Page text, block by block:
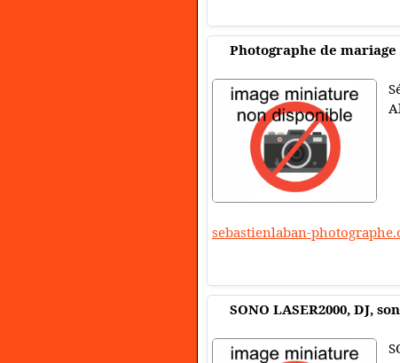
Photographe de
sebastienlaban-
SONO LASER2000, DJ,